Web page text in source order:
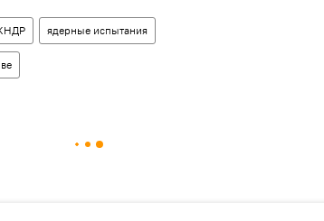
ядерные испытания